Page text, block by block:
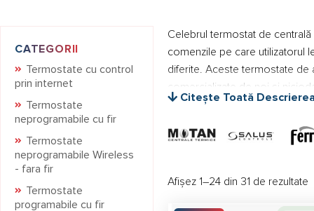
CATEGORII
Termostate cu control
prin internet
Termostate
neprogramabile cu fir
Termostate
neprogramabile Wireless
- fara fir
Termostate
programabile cu fir
Celebrul termostat de
comenzile pe care utilizatorul
diferite. Aceste termostate de
comercializate de noi și
Majoritatea produselor
cunoscuți în România, dar și
Termostate cu
Citește Toată
Afișez 1–24 din 31 de rezultate